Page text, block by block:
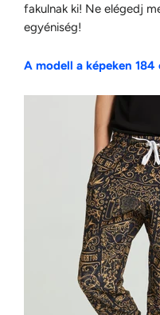
fakulnak ki! Ne elégedj
egyéniség!
A modell a képeken